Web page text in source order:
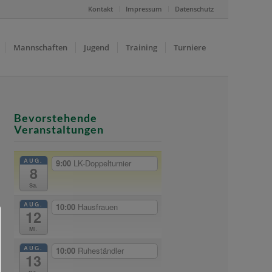
Kontakt Impressum Datenschutz
Mannschaften Jugend Training Turniere
Bevorstehende
Veranstaltungen
AUG.
8
Sa.
9:00 LK-Doppelturnier
AUG.
12
Mi.
10:00 Hausfrauen
AUG.
13
10:00 Ruheständler